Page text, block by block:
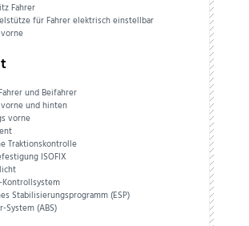
Fahrer
für Fahrer elektrisch einstellbar
und Beifahrer
und hinten
vorne
Traktionskontrolle
ISOFIX
Stabilisierungsprogramm (ESP)
System (ABS)